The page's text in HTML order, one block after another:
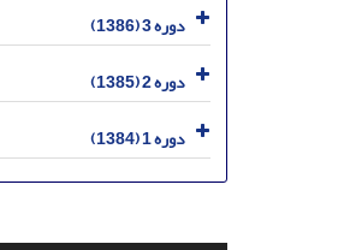
دوره 3 (1386)
دوره 2 (1385)
دوره 1 (1384)